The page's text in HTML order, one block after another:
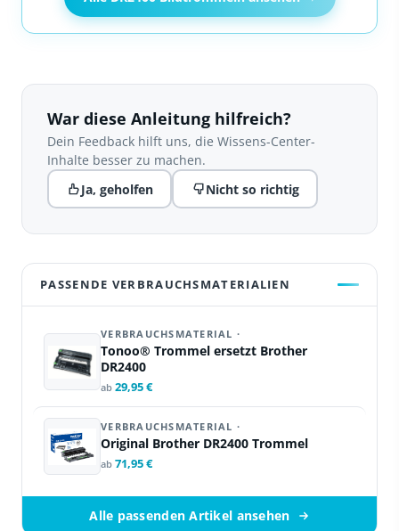
War diese Anleitung hilfreich?
Dein Feedback hilft uns, die Wissens-Center-
Inhalte besser zu machen.
Ja, geholfen
Nicht so richtig
PASSENDE VERBRAUCHSMATERIALIEN
VERBRAUCHSMATERIAL ·
Tonoo® Trommel ersetzt Brother
DR2400
ab 29,95 €
VERBRAUCHSMATERIAL ·
Original Brother DR2400 Trommel
ab 71,95 €
Alle passenden Artikel ansehen